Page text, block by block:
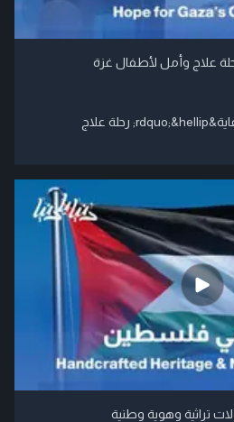
علاج وأمل لأطفال غزة
مبادرة &ldquo;الشفاء والرعاية&rdquo;&hellip; رحلة علاج
تراثية وهوية وطنية